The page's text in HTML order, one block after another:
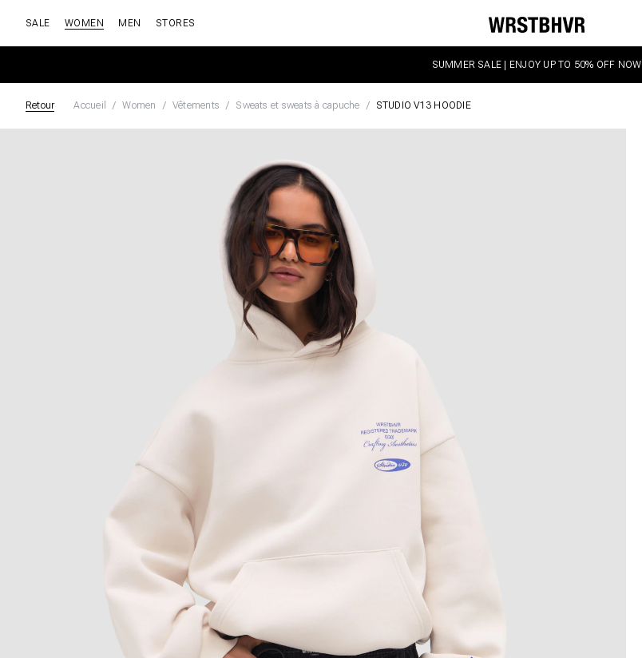
SALE WOMEN MEN STORES
SUMMER SALE | ENJOY UP TO 50% OFF NOW
Retour Accueil Women Vêtements Sweats et sweats à capuche STUDIO V13 HOODIE